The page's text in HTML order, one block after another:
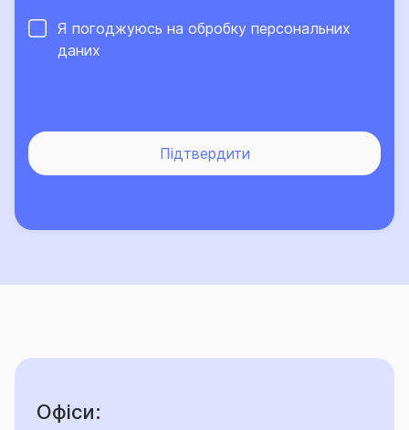
Я погоджуюсь на обробку персональних
даних
Підтвердити
Офіси: